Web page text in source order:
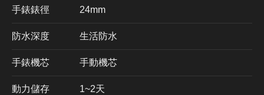
手錶錶徑 24mm
防水深度 生活防水
手錶機芯 ​手動機芯
動力儲存 1~2天